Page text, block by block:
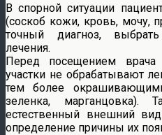
В спорной ситуации
(соскоб кожи, кровь, мочу,
точный диагноз,
лечения.
Перед посещением
участки не обрабатывают
тем более
зеленка, марганцовка).
естественный внешний
определение причины их